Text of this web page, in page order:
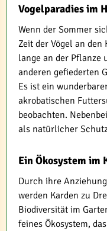
Vogelparadies im
Wenn der Sommer
Zeit der Vögel an den
lange an der Pflanze
anderen gefiederten
Es ist ein
akrobatischen
beobachten.
als natürlicher
Ein Ökosystem im
Durch ihre
werden Karden zu
Biodiversität im
feines Ökosystem,